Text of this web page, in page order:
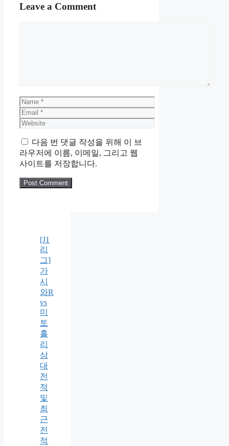
Leave a Comment
Name
Email
Website
다음 번 댓글 작성을 위해 이 브
라우저에 이름, 이메일, 그리고 웹
사이트를 저장합니다.
[J1
리
그]
가
시
와R
vs
미
토
홀
리
상
대
전
적
및
최
근
전
적